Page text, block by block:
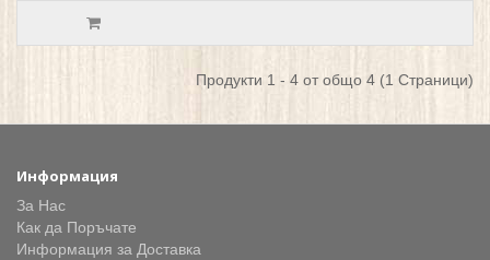
Продукти 1 - 4 от общо 4 (1 Страници)
Информация
За Нас
Как да Поръчате
Информация за Доставка